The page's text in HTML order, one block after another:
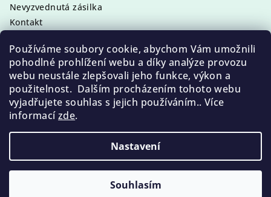
Používáme soubory cookie, abychom Vám umožnili
pohodlné prohlížení webu a díky analýze provozu
webu neustále zlepšovali jeho funkce, výkon a
použitelnost. Dalším procházením tohoto webu
vyjadřujete souhlas s jejich používáním.. Více
informacízde.
Nastavení
Souhlasím
Nevyzvednutá zásilka
Kontakt
Podmínky ochrany osobních údajů
Facebook
Copyright 2026Pedikura, Manikura a kosmetika
Callusan. Všechna práva vyhrazena.